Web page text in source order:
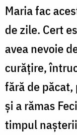
Maria fac
de zile. Cert
avea nevoie
curățire,
fără de
și a rămas
timpul